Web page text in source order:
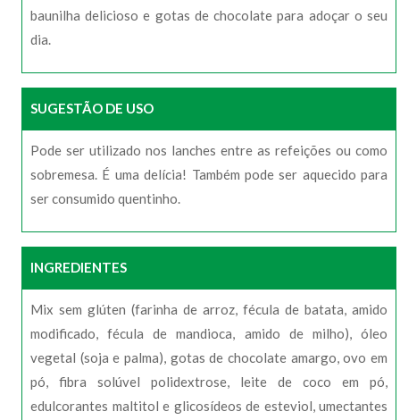
baunilha delicioso e gotas de chocolate para adoçar o seu
dia.
SUGESTÃO DE USO
Pode ser utilizado nos lanches entre as refeições ou como
sobremesa. É uma delícia! Também pode ser aquecido para
ser consumido quentinho.
INGREDIENTES
Mix sem glúten (farinha de arroz, fécula de batata, amido
modificado, fécula de mandioca, amido de milho), óleo
vegetal (soja e palma), gotas de chocolate amargo, ovo em
pó, fibra solúvel polidextrose, leite de coco em pó,
edulcorantes maltitol e glicosídeos de esteviol, umectantes